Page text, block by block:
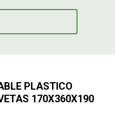
PLASTICO
170X360X190